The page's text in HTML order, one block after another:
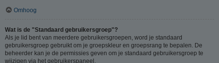
Omhoog
Wat is de "Standaard gebruikersgroep"?
Als je lid bent van meerdere gebruikersgroepen, word je standaard
gebruikersgroep gebruikt om je groepskleur en groepsrang te bepalen. De
beheerder kan je de permissies geven om je standaard gebruikersgroep te
wijzigen via het gebruikerspaneel.